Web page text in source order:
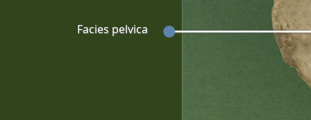
Facies pelvica